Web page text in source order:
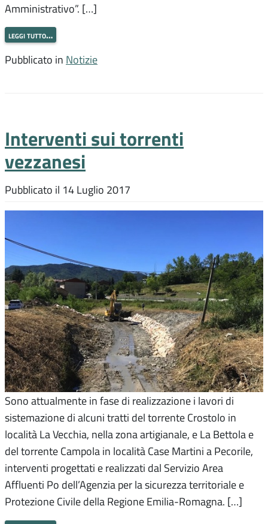
Amministrativo”. […]
leggi tutto…
Pubblicato in Notizie
Interventi sui torrenti
vezzanesi
Pubblicato il 14 Luglio 2017
Sono attualmente in fase di realizzazione i lavori di
sistemazione di alcuni tratti del torrente Crostolo in
località La Vecchia, nella zona artigianale, e La Bettola e
del torrente Campola in località Case Martini a Pecorile,
interventi progettati e realizzati dal Servizio Area
Affluenti Po dell’Agenzia per la sicurezza territoriale e
Protezione Civile della Regione Emilia-Romagna. […]